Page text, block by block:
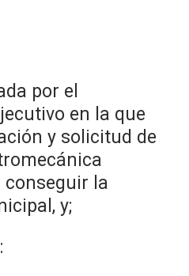
por el
en la que
y solicitud de
conseguir la
y;